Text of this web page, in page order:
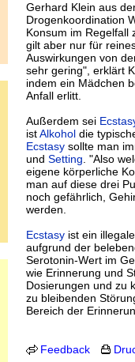
Gerhard Klein aus
Drogenkoordination
Konsum im Regelfall
gilt aber nur für
Auswirkungen von
sehr gering", erklärt
indem ein Mädchen
Anfall erlitt.
Außerdem sei
istAlkohol die
Ecstasy sollte man
und Setting. "Also
eigene körperliche
man auf diese drei
noch gefährlich,
werden.
Ecstasy ist ein
aufgrund der
Serotonin-Wert im
wie Erinnerung und
Dosierungen und zu
zu bleibenden
Bereich der
Feedback